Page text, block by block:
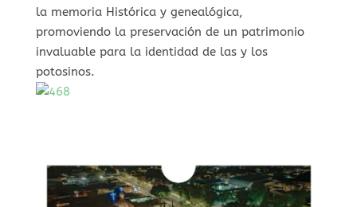
la memoria Histórica y genealógica,
promoviendo la preservación de un patrimonio
invaluable para la identidad de las y los
potosinos.